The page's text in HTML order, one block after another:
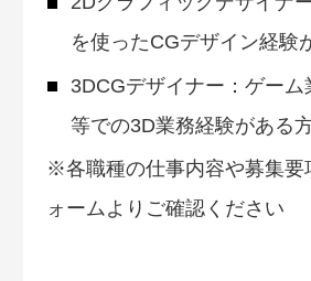
を使ったCGデザイン経験
3DCGデザイナー：ゲーム
等での3D業務経験がある
※各職種の仕事内容や募集要
ォームよりご確認ください